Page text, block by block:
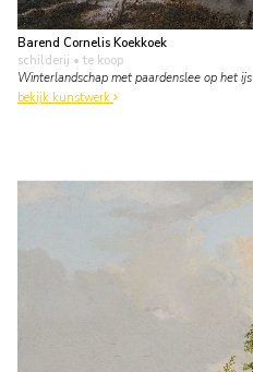
Barend Cornelis Koekkoek
schilderij • te koop
Winterlandschap met paardenslee op het ijs
bekijk kunstwerk